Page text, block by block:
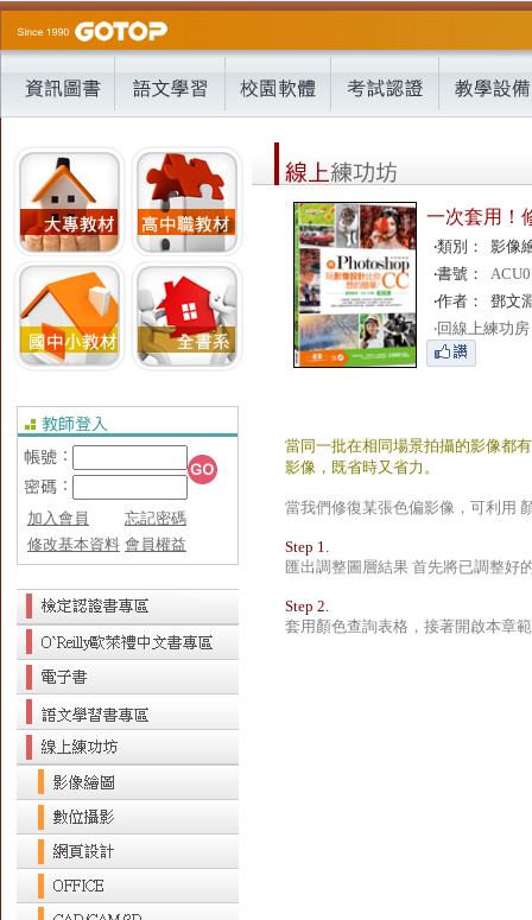
加入會員
忘記密碼
修改基本資料 會員權益
一次套用！
‧類別： 影像
‧書號：
‧作者： 鄧文
‧回線上練功房
當同一批在相同場景拍攝的影像都
影像，既省時又省力。
當我們修復某張色偏影像，可利用
Step 1.
匯出調整圖層結果 首先將已調整好
Step 2.
套用顏色查詢表格，接著開啟本章